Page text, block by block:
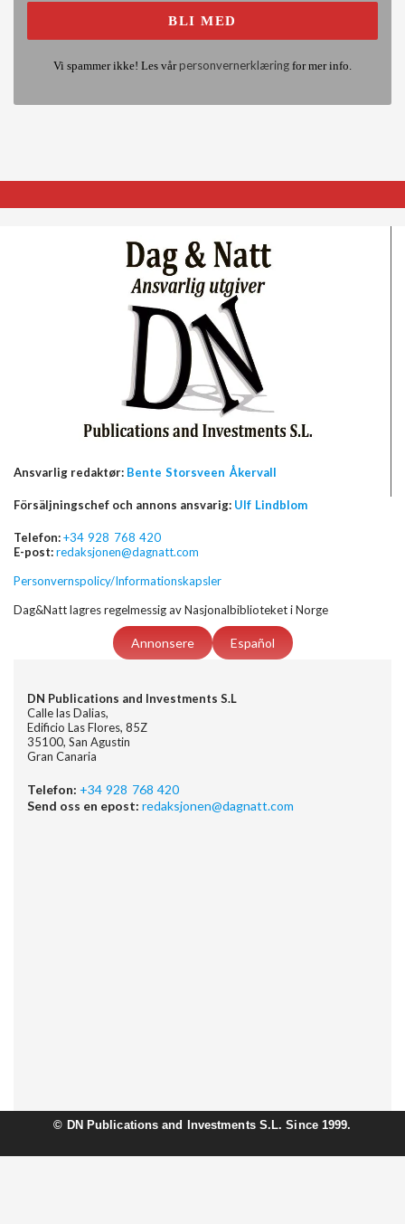
Vi spammer ikke! Les vår personvernerklæring for mer info.
Ansvarlig redaktør: Bente Storsveen Åkervall
Försäljningschef och annons ansvarig: Ulf Lindblom
Telefon:+34 928 768 420
E-post:redaksjonen@dagnatt.com
Personvernspolicy/Informationskapsler
Dag&Natt lagres regelmessig av Nasjonalbiblioteket i Norge
Annonsere Español
DN Publications and Investments S.L
Calle las Dalias,
Edificio Las Flores, 85Z
35100, San Agustin
Gran Canaria
Telefon: +34 928 768 420
Send oss en epost: redaksjonen@dagnatt.com
© DN Publications and Investments S.L. Since 1999.